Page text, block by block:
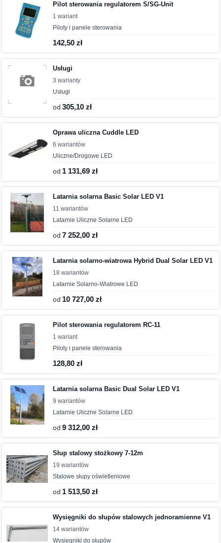
Pilot sterowania regulatorem S/SG-Unit
1 wariant
Piloty i panele sterowania
142,50 zł
Usługi
3 warianty
Usługi
od305,10 zł
Oprawa uliczna Cuddle LED
6 wariantów
Uliczne/Drogowe LED
od 1 131,69 zł
Latarnia solarna Basic Solar LED V1
11 wariantów
Latarnie Uliczne Solarne LED
od7 252,00 zł
Latarnia solarno-wiatrowa Hybrid Dual Solar LED V1
18 wariantów
Latarnie Solarno-Wiatrowe LED
od 10 727,00 zł
Pilot sterowania regulatorem RC-11
1 wariant
Piloty i panele sterowania
128,80 zł
Latarnia solarna Basic Dual Solar LED V1
9 wariantów
Latarnie Uliczne Solarne LED
od9 312,00 zł
Słup stalowy stożkowy 7-12m
19 wariantów
Stalowe słupy oświetleniowe
od 1 513,50 zł
Wysięgniki do słupów stalowych jednoramienne V1
14 wariantów
Wysięgniki do słupów